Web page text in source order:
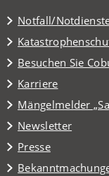
Notfall/
Besuchen Sie
(Öffnet
in
einem
neuen
Tab)
Karriere
Mängelmelder
(Öffnet
in
einem
neuen
Tab)
Newsletter
Presse